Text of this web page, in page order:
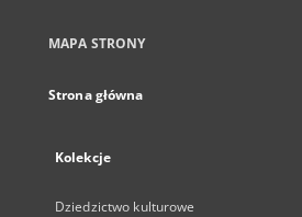
MAPA STRONY
Strona główna
Kolekcje
Dziedzictwo kulturowe